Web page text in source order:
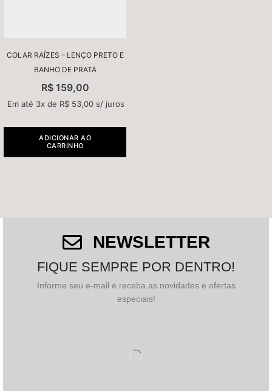
COLAR RAÍZES – LENÇO PRETO E
BANHO DE PRATA
R$159,00
Em até 3x de R$ 53,00 s/ juros
ADICIONAR AO
CARRINHO
NEWSLETTER
FIQUE SEMPRE POR DENTRO!
Informe seu e-mail e receba as novidades e ofertas
especiais!